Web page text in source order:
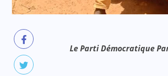
Le Parti Démocratique